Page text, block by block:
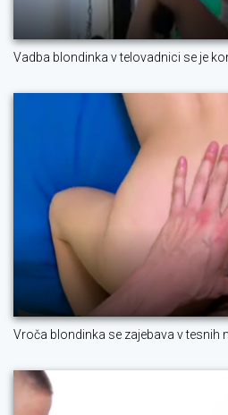
Vadba blondinka v telovadnici se je